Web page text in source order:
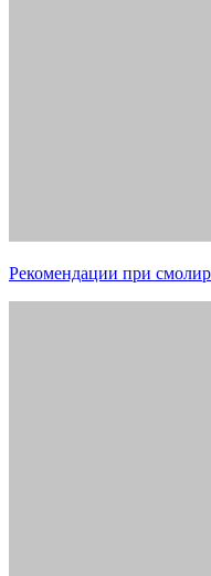
Рекомендации при